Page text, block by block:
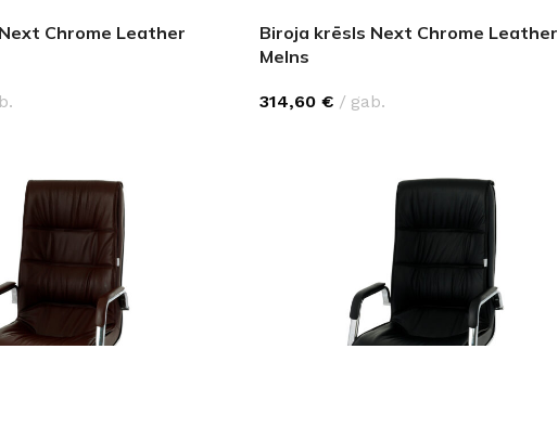
Chrome Leather
Biroja krēsls Next Chrome Leather
Melns
314,60 € gab.